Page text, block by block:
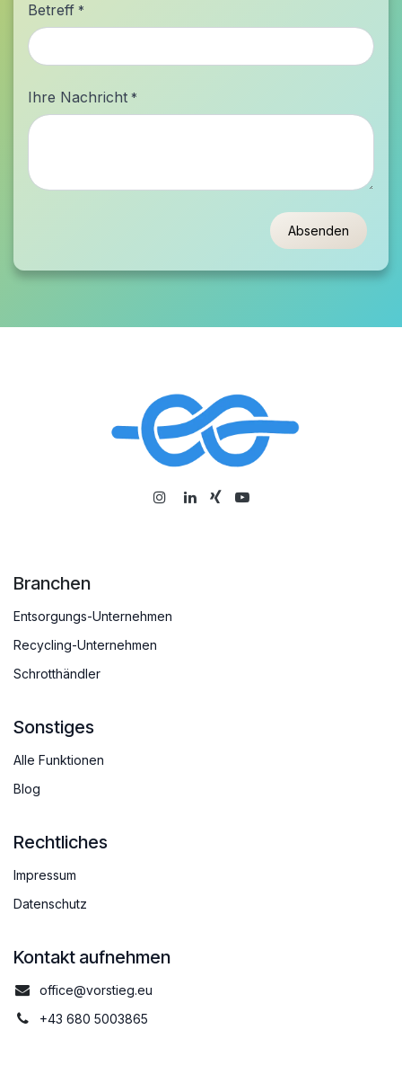
Betreff *
Ihre Nachricht *
Absenden
Branchen
Entsorgungs-Unternehmen
Recycling-Unternehmen
Schrotthändler
Sonstiges
Alle Funktionen
Blog
Rechtliches
Impressum
Datenschutz
Kontakt aufnehmen
office@vorstieg.eu
+43 680 5003865